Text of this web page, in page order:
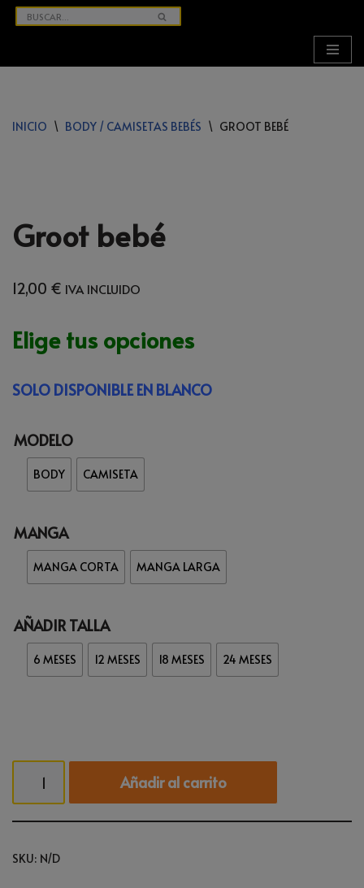
AL
INICIO \ BODY / CAMISETAS BEBÉS \ GROOT BEBÉ
Groot bebé
12,00 € IVA INCLUIDO
Elige tus opciones
SOLO DISPONIBLE EN BLANCO
MODELO
BODY CAMISETA
MANGA
MANGA CORTA MANGA LARGA
AÑADIR TALLA
6 MESES 12 MESES 18 MESES 24 MESES
Añadir al carrito
SKU: N/D